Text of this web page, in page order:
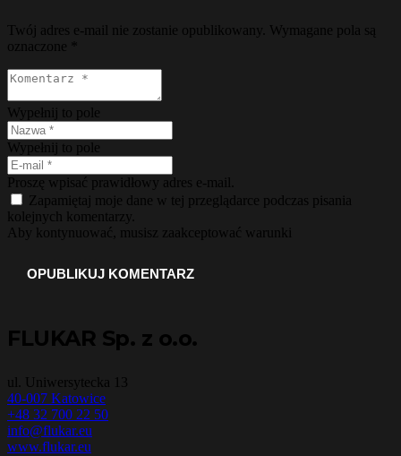
Twój adres e-mail nie zostanie opublikowany.
Wymagane pola są
oznaczone
Wypełnij to pole
Wypełnij to pole
Proszę wpisać prawidłowy adres e-mail.
Zapamiętaj moje dane w tej przeglądarce podczas pisania
kolejnych komentarzy.
Aby kontynuować, musisz zaakceptować warunki
OPUBLIKUJ KOMENTARZ
FLUKAR Sp. z o.o.
ul. Uniwersytecka 13
40-007 Katowice
+48 32 700 22 50
info@flukar.eu
www.flukar.eu